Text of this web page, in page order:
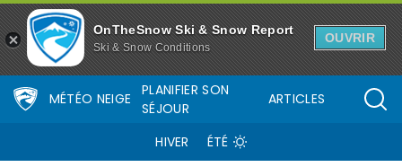
OnTheSnow Ski & Snow Report
Ski & Snow Conditions
OUVRIR
MÉTÉO NEIGE
PLANIFIER SON
SÉJOUR
ARTICLES
HIVER ÉTÉ